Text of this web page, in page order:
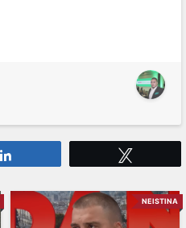
NEISTINA